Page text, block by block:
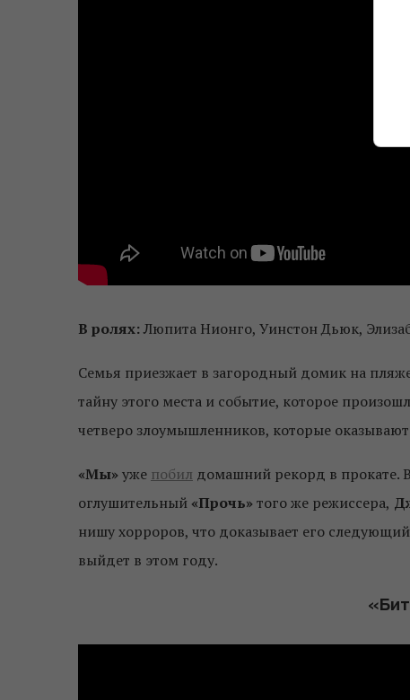
В ролях:Люпита Нионго, Уинстон Дьюк,
Семья приезжает в загородный домик на
тайну этого места и событие, которое
четверо злоумышленников, которые
«Мы»уже побил домашний рекорд в прокате.
оглушительный «Прочь»того же режиссера,
нишу хорроров, что доказывает его
выйдет в этом году.